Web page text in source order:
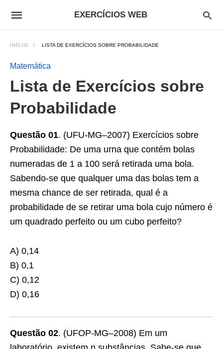
EXERCÍCIOS WEB
INÍCIO LISTA DE EXERCÍCIOS SOBRE PROBABILIDADE
Matemática
Lista de Exercícios sobre
Probabilidade
Questão 01. (UFU-MG–2007) Exercícios sobre
Probabilidade: De uma urna que contém bolas
numeradas de 1 a 100 será retirada uma bola.
Sabendo-se que qualquer uma das bolas tem a
mesma chance de ser retirada, qual é a
probabilidade de se retirar uma bola cujo número é
um quadrado perfeito ou um cubo perfeito?
A) 0,14
B) 0,1
C) 0,12
D) 0,16
Questão 02. (UFOP-MG–2008) Em um